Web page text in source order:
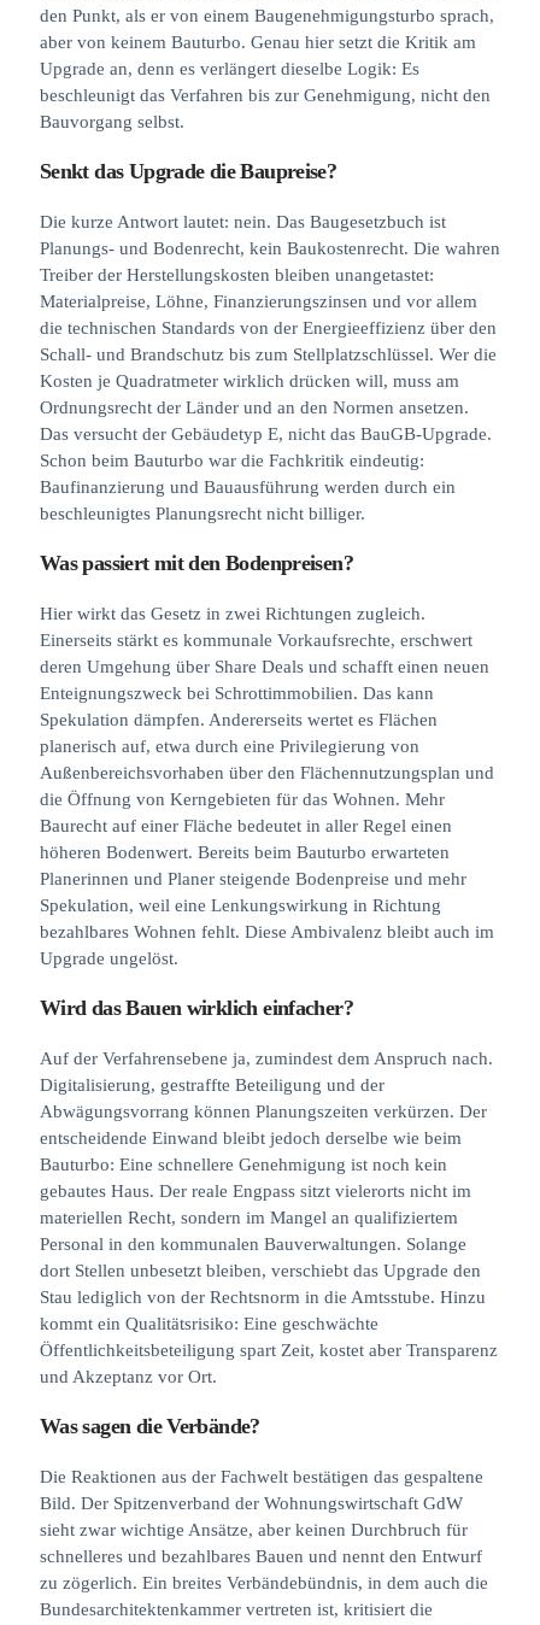
den Punkt, als er von einem Baugenehmigungsturbo sprach,
aber von keinem Bauturbo. Genau hier setzt die Kritik am
Upgrade an, denn es verlängert dieselbe Logik: Es
beschleunigt das Verfahren bis zur Genehmigung, nicht den
Bauvorgang selbst.
Senkt das Upgrade die Baupreise?
Die kurze Antwort lautet: nein. Das Baugesetzbuch ist
Planungs- und Bodenrecht, kein Baukostenrecht. Die wahren
Treiber der Herstellungskosten bleiben unangetastet:
Materialpreise, Löhne, Finanzierungszinsen und vor allem
die technischen Standards von der Energieeffizienz über den
Schall- und Brandschutz bis zum Stellplatzschlüssel. Wer die
Kosten je Quadratmeter wirklich drücken will, muss am
Ordnungsrecht der Länder und an den Normen ansetzen.
Das versucht der Gebäudetyp E, nicht das BauGB-Upgrade.
Schon beim Bauturbo war die Fachkritik eindeutig:
Baufinanzierung und Bauausführung werden durch ein
beschleunigtes Planungsrecht nicht billiger.
Was passiert mit den Bodenpreisen?
Hier wirkt das Gesetz in zwei Richtungen zugleich.
Einerseits stärkt es kommunale Vorkaufsrechte, erschwert
deren Umgehung über Share Deals und schafft einen neuen
Enteignungszweck bei Schrottimmobilien. Das kann
Spekulation dämpfen. Andererseits wertet es Flächen
planerisch auf, etwa durch eine Privilegierung von
Außenbereichsvorhaben über den Flächennutzungsplan und
die Öffnung von Kerngebieten für das Wohnen. Mehr
Baurecht auf einer Fläche bedeutet in aller Regel einen
höheren Bodenwert. Bereits beim Bauturbo erwarteten
Planerinnen und Planer steigende Bodenpreise und mehr
Spekulation, weil eine Lenkungswirkung in Richtung
bezahlbares Wohnen fehlt. Diese Ambivalenz bleibt auch im
Upgrade ungelöst.
Wird das Bauen wirklich einfacher?
Auf der Verfahrensebene ja, zumindest dem Anspruch nach.
Digitalisierung, gestraffte Beteiligung und der
Abwägungsvorrang können Planungszeiten verkürzen. Der
entscheidende Einwand bleibt jedoch derselbe wie beim
Bauturbo: Eine schnellere Genehmigung ist noch kein
gebautes Haus. Der reale Engpass sitzt vielerorts nicht im
materiellen Recht, sondern im Mangel an qualifiziertem
Personal in den kommunalen Bauverwaltungen. Solange
dort Stellen unbesetzt bleiben, verschiebt das Upgrade den
Stau lediglich von der Rechtsnorm in die Amtsstube. Hinzu
kommt ein Qualitätsrisiko: Eine geschwächte
Öffentlichkeitsbeteiligung spart Zeit, kostet aber Transparenz
und Akzeptanz vor Ort.
Was sagen die Verbände?
Die Reaktionen aus der Fachwelt bestätigen das gespaltene
Bild. Der Spitzenverband der Wohnungswirtschaft GdW
sieht zwar wichtige Ansätze, aber keinen Durchbruch für
schnelleres und bezahlbares Bauen und nennt den Entwurf
zu zögerlich. Ein breites Verbändebündnis, in dem auch die
Bundesarchitektenkammer vertreten ist, kritisiert die